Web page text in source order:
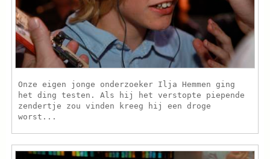
Onze eigen jonge onderzoeker Ilja Hemmen ging
het ding testen. Als hij het verstopte piepende
zendertje zou vinden kreeg hij een droge
worst...